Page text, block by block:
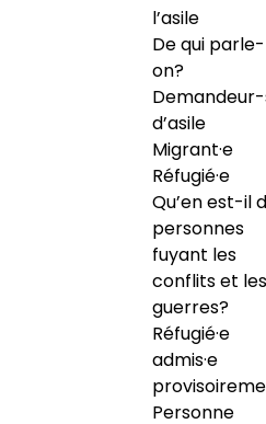
l’asile
De qui
on?
d’asile
Migrant·e
Réfugié·e
Qu’en est-il
personnes
fuyant les
conflits et les
guerres?
Réfugié·e
admis·e
Personne